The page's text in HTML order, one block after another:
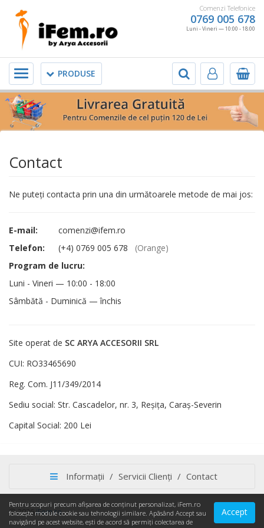
Comenzi Telefonice
0769 005 678
Luni - Vineri — 10:00 - 18:00
PRODUSE
Meniu
Contact
Ne puteţi contacta prin una din următoarele metode de mai jos:
E-mail:
comenzi@ifem.ro
Telefon:
(+4) 0769 005 678 (Orange)
Program de lucru:
Luni - Vineri — 10:00 - 18:00
Sâmbătă - Duminică — închis
Site operat de SC ARYA ACCESORII SRL
CUI: RO33465690
Reg. Com. J11/349/2014
Sediu social: Str. Cascadelor, nr. 3, Reşiţa, Caraş-Severin
Capital Social: 200 Lei
Informații / Servicii Clienți / Contact
© 2026iFem.ro 123Market
Pentru scopuri precum afișarea de conținut personalizat, iFem.ro
folosește module cookie sau tehnologii similare. Apăsând Accept sau
navigând pe acest website, ești de acord să permiți colectarea de
Accept